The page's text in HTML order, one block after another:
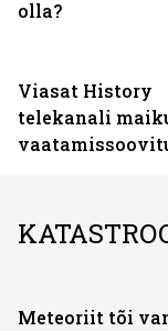
olla?
Viasat History
telekanali
Meteoriit tõi